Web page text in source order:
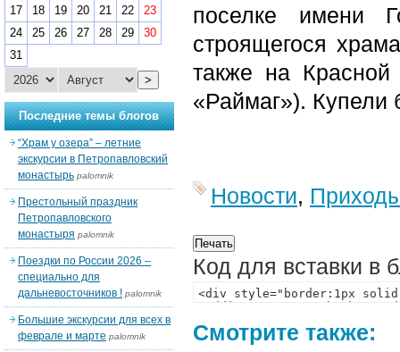
поселке имени
строящегося
также на
«Раймаг»). Купели
Новости,
Код для вставки в
Смотрите также:
17
18 19 20 21 22
23
24
25 26 27 28 29
30
31
>
Последние темы блогов
“Храм у озера” – летние
экскурсии в Петропавловский
монастырь palomnik
Престольный праздник
Петропавловского
монастыря palomnik
Поездки по России 2026 –
специально для
дальневосточников ! palomnik
Большие экскурсии для всех в
феврале и марте palomnik